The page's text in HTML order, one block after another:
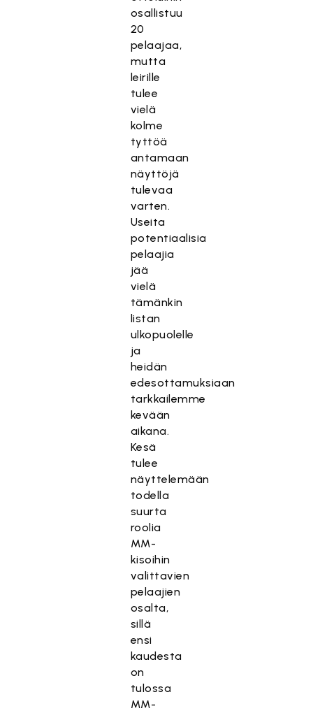
osallistuu
20
pelaajaa,
mutta
leirille
tulee
vielä
kolme
tyttöä
antamaan
näyttöjä
tulevaa
varten.
Useita
potentiaalisia
pelaajia
jää
vielä
tämänkin
listan
ulkopuolelle
ja
heidän
edesottamuksiaan
tarkkailemme
kevään
aikana.
Kesä
tulee
näyttelemään
todella
suurta
roolia
MM-
kisoihin
valittavien
pelaajien
osalta,
sillä
ensi
kaudesta
on
tulossa
MM-